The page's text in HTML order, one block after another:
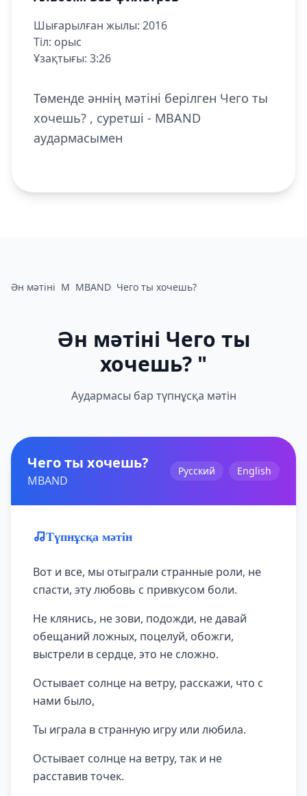
Шығарылған жылы: 2016
Тіл: орыс
Ұзақтығы: 3:26
Төменде әннің мәтіні берілген Чего ты
хочешь? , суретші - MBAND
аудармасымен
Ән мәтіні M MBAND Чего ты хочешь?
Ән мәтіні Чего ты
хочешь? "
Аудармасы бар түпнұсқа мәтін
Чего ты хочешь?
MBAND
Русский English
Түпнұсқа мәтін
Вот и все, мы отыграли странные роли, не
спасти, эту любовь с привкусом боли.
Не клянись, не зови, подожди, не давай
обещаний ложных, поцелуй, обожги,
выстрели в сердце, это не сложно.
Остывает солнце на ветру, расскажи, что с
нами было,
Ты играла в странную игру или любила.
Остывает солнце на ветру, так и не
расставив точек.